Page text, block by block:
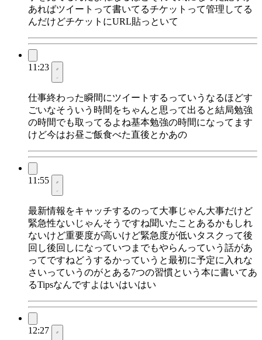
あればツイートって書いてるチケットって管理してる
んだけどチケットにURL貼っといて
11:23
仕事終わった瞬間にツイートするっていうなるほどす
ごいなそういう時間をちゃんと思って出ると結局勉強
の時間でも取ってるよね基本勉強の時間になってます
けど今はお昼ご飯食べた直後とかあの
11:55
最新情報をキャッチするのって大事じゃん大事だけど
緊急性ないじゃんそうですね聞いたことあるかもしれ
ないけど重要度が高いけど緊急度が低いタスクって後
回し後回しになっていつまでもやらんっていう話があ
ってですねどうするかっていうと最初に予定に入れな
さいっていうのがとある7つの習慣という本に書いてあ
るTipsなんですよはいはいはい
12:27